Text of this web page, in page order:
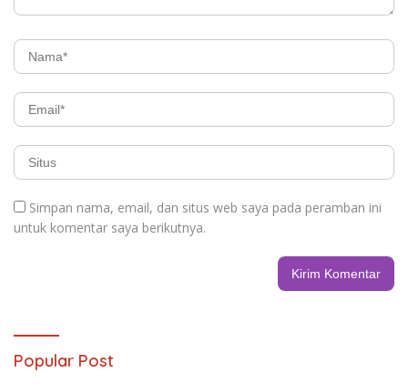
Simpan nama, email, dan situs web saya pada peramban ini
untuk komentar saya berikutnya.
Popular Post